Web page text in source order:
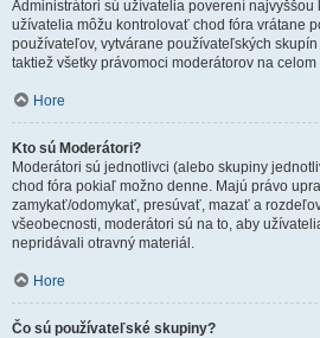
Administrátori sú užívatelia poverení najvyššou
užívatelia môžu kontrolovať chod fóra vrátane
používateľov, vytvárane používateľských
taktiež všetky právomoci moderátorov na celom
Hore
Kto sú Moderátori?
Moderátori sú jednotlivci (alebo skupiny
chod fóra pokiaľ možno denne. Majú právo
zamykať/odomykať, presúvať, mazať a
všeobecnosti, moderátori sú na to, aby
nepridávali otravný materiál.
Hore
Čo sú používateľské skupiny?